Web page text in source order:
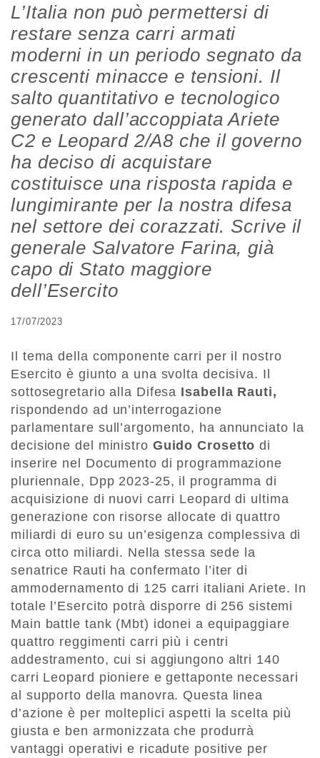
L’Italia non può permettersi di
restare senza carri armati
moderni in un periodo segnato da
crescenti minacce e tensioni. Il
salto quantitativo e tecnologico
generato dall’accoppiata Ariete
C2 e Leopard 2/A8 che il governo
ha deciso di acquistare
costituisce una risposta rapida e
lungimirante per la nostra difesa
nel settore dei corazzati. Scrive il
generale Salvatore Farina, già
capo di Stato maggiore
dell’Esercito
17/07/2023
Il tema della componente carri per il nostro
Esercito è giunto a una svolta decisiva. Il
sottosegretario alla Difesa Isabella Rauti,
rispondendo ad un’interrogazione
parlamentare sull’argomento, ha annunciato la
decisione del ministro Guido Crosetto di
inserire nel Documento di programmazione
pluriennale, Dpp 2023-25, il programma di
acquisizione di nuovi carri Leopard di ultima
generazione con risorse allocate di quattro
miliardi di euro su un’esigenza complessiva di
circa otto miliardi. Nella stessa sede la
senatrice Rauti ha confermato l’iter di
ammodernamento di 125 carri italiani Ariete. In
totale l’Esercito potrà disporre di 256 sistemi
Main battle tank (Mbt) idonei a equipaggiare
quattro reggimenti carri più i centri
addestramento, cui si aggiungono altri 140
carri Leopard pioniere e gettaponte necessari
al supporto della manovra. Questa linea
d’azione è per molteplici aspetti la scelta più
giusta e ben armonizzata che produrrà
vantaggi operativi e ricadute positive per